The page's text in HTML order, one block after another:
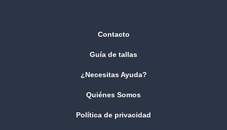
Contacto
Guía de tallas
¿Necesitas Ayuda?
Quiénes Somos
Política de privacidad